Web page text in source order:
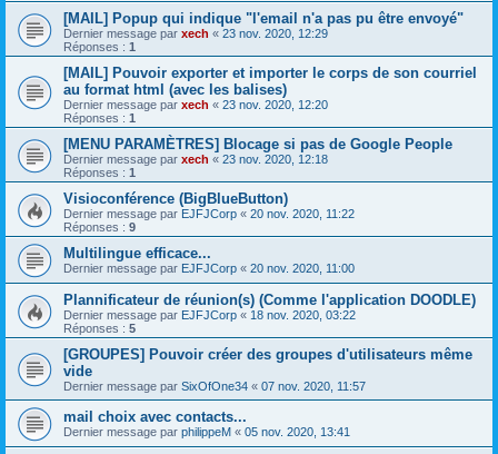
[MAIL] Popup qui indique "l'email n'a pas pu être envoyé"
Dernier message par xech « 23 nov. 2020, 12:29
Réponses : 1
[MAIL] Pouvoir exporter et importer le corps de son courriel
au format html (avec les balises)
Dernier message par xech « 23 nov. 2020, 12:20
Réponses : 1
[MENU PARAMÈTRES] Blocage si pas de Google People
Dernier message par xech « 23 nov. 2020, 12:18
Réponses : 1
Visioconférence (BigBlueButton)
Dernier message par EJFJCorp « 20 nov. 2020, 11:22
Réponses : 9
Multilingue efficace...
Dernier message par EJFJCorp « 20 nov. 2020, 11:00
Plannificateur de réunion(s) (Comme l'application DOODLE)
Dernier message par EJFJCorp « 18 nov. 2020, 03:22
Réponses : 5
[GROUPES] Pouvoir créer des groupes d'utilisateurs même
vide
Dernier message par SixOfOne34 « 07 nov. 2020, 11:57
mail choix avec contacts...
Dernier message par philippeM « 05 nov. 2020, 13:41